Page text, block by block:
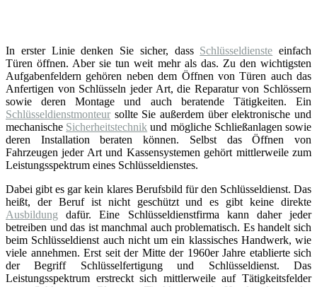
In erster Linie denken Sie sicher, dass Schlüsseldienste einfach
Türen öffnen. Aber sie tun weit mehr als das. Zu den wichtigsten
Aufgabenfeldern gehören neben dem Öffnen von Türen auch das
Anfertigen von Schlüsseln jeder Art, die Reparatur von Schlössern
sowie deren Montage und auch beratende Tätigkeiten. Ein
Schlüsseldienstmonteur sollte Sie außerdem über elektronische und
mechanische Sicherheitstechnik und mögliche Schließanlagen sowie
deren Installation beraten können. Selbst das Öffnen von
Fahrzeugen jeder Art und Kassensystemen gehört mittlerweile zum
Leistungsspektrum eines Schlüsseldienstes.
Dabei gibt es gar kein klares Berufsbild für den Schlüsseldienst. Das
heißt, der Beruf ist nicht geschützt und es gibt keine direkte
Ausbildung dafür. Eine Schlüsseldienstfirma kann daher jeder
betreiben und das ist manchmal auch problematisch. Es handelt sich
beim Schlüsseldienst auch nicht um ein klassisches Handwerk, wie
viele annehmen. Erst seit der Mitte der 1960er Jahre etablierte sich
der Begriff Schlüsselfertigung und Schlüsseldienst. Das
Leistungsspektrum erstreckt sich mittlerweile auf Tätigkeitsfelder